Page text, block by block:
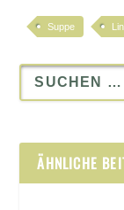
Suppe
ÄHNLICHE